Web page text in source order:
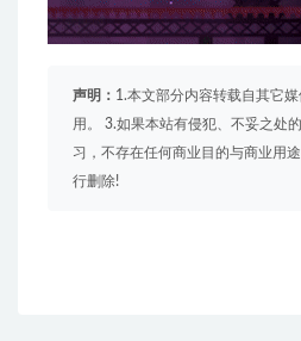
声明： 1.本文部分内容转载自其它
用。 3.如果本站有侵犯、不妥之处
习，不存在任何商业目的与商业用
行删除!